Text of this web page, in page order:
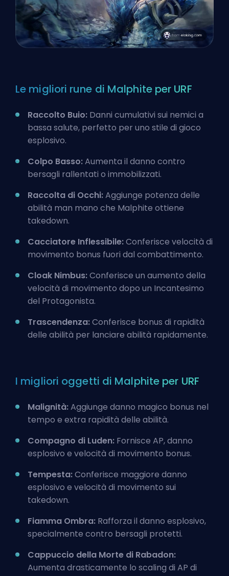
Le migliori rune di Malphite per URF
Raccolto Buio: Danni cumulativi sui nemici a
bassa salute, perfetto per uno stile di gioco
esplosivo.
Colpo Basso:Aumenta il danno contro
bersagli rallentati o immobilizzati.
Raccolta di Occhi:Aggiunge potenza delle
abilità man mano che Malphite ottiene
takedown.
Cacciatore Inflessibile:Conferisce velocità di
movimento bonus fuori dal combattimento.
Cloak Nimbus:Conferisce un aumento della
velocità di movimento dopo un Incantesimo
del Protagonista.
Trascendenza:Conferisce bonus di rapidità
delle abilità per lanciare abilità rapidamente.
I migliori oggetti di Malphite per URF
Malignità:Aggiunge danno magico bonus nel
tempo e extra rapidità delle abilità.
Compagno di Luden: Fornisce AP, danno
esplosivo e velocità di movimento bonus.
Tempesta:Conferisce maggiore danno
esplosivo e velocità di movimento sui
takedown.
Fiamma Ombra: Rafforza il danno esplosivo,
specialmente contro bersagli protetti.
Cappuccio della Morte di Rabadon:
Aumenta drasticamente lo scaling di AP di